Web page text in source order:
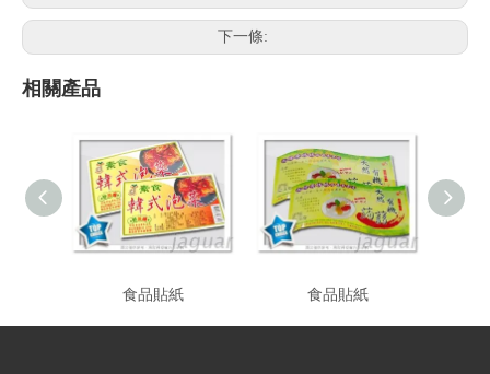
下一條:
相關產品
食品貼紙 食品貼紙